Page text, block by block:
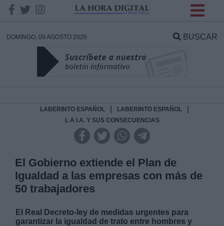
DOMINGO, 09 AGOSTO 2026 BUSCAR
LABERINTO ESPAÑOL LABERINTO ESPAÑOL
L A I.A. Y SUS CONSECUENCIAS
El Gobierno extiende el Plan de
Igualdad a las empresas con más de
50 trabajadores
El Real Decreto-ley de medidas urgentes para
garantizar la igualdad de trato entre hombres y
DATOS
Responsable:
Legitimación: